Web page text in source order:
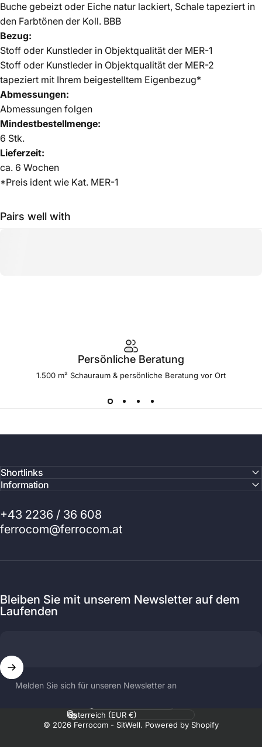
Buche gebeizt oder Eiche natur lackiert, Schale tapeziert in
den Farbtönen der Koll. BBB
Bezug:
Stoff oder Kunstleder in Objektqualität der MER-1
Stoff oder Kunstleder in Objektqualität der MER-2
tapeziert mit Ihrem beigestelltem Eigenbezug*
Abmessungen:
Abmessungen folgen
Mindestbestellmenge:
6 Stk.
Lieferzeit:
ca. 6 Wochen
*Preis ident wie Kat. MER-1
Pairs well with
Persönliche Beratung
1.500 m² Schauraum & persönliche Beratung vor Ort
Shortlinks
Information
+43 2236 / 36 608
ferrocom@ferrocom.at
Bleiben Sie mit unserem Newsletter auf dem
Laufenden
Melden Sie sich für unseren Newsletter an
© 2026 Ferrocom - SitWell. Powered by Shopify
Sprache
Land/Region